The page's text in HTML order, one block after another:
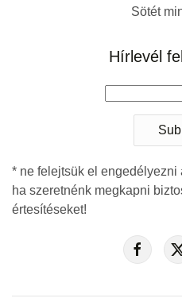
Sötét
Hírlevél
* ne felejtsük el
ha szeretnénk megkapni
értesítéseket!